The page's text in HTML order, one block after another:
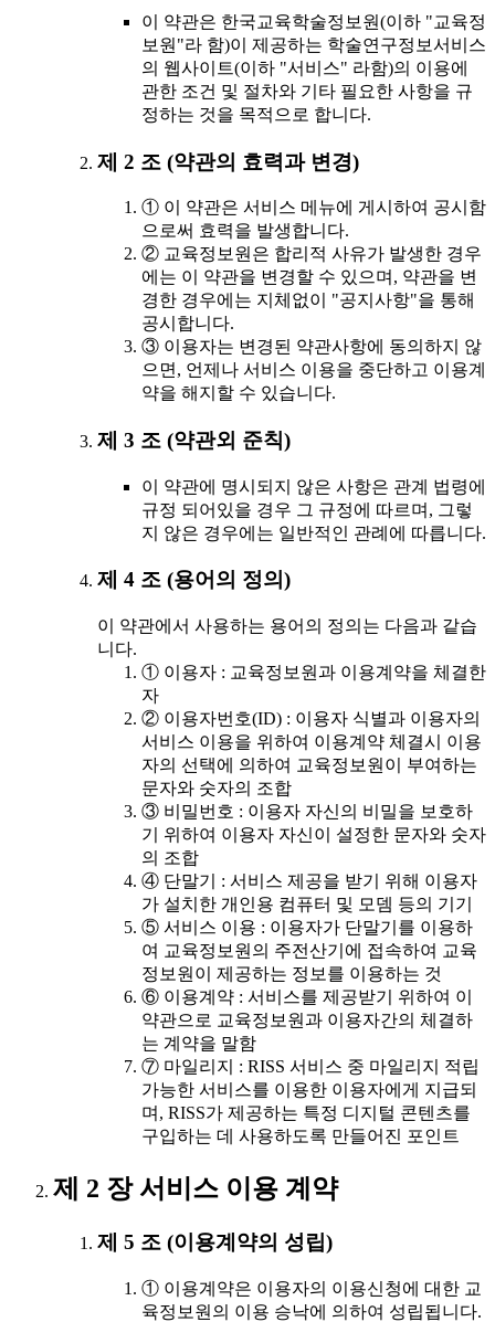
이 약관은 한국교육학술정보원(이하 "교육정
보원"라 함)이 제공하는 학술연구정보서비스
의 웹사이트(이하 "서비스" 라함)의 이용에
관한 조건 및 절차와 기타 필요한 사항을 규
정하는 것을 목적으로 합니다.
제 2 조 (약관의 효력과 변경)
① 이 약관은 서비스 메뉴에 게시하여 공시함
으로써 효력을 발생합니다.
② 교육정보원은 합리적 사유가 발생한 경우
에는 이 약관을 변경할 수 있으며, 약관을 변
경한 경우에는 지체없이 "공지사항"을 통해
공시합니다.
③ 이용자는 변경된 약관사항에 동의하지 않
으면, 언제나 서비스 이용을 중단하고 이용계
약을 해지할 수 있습니다.
제 3 조 (약관외 준칙)
이 약관에 명시되지 않은 사항은 관계 법령에
규정 되어있을 경우 그 규정에 따르며, 그렇
지 않은 경우에는 일반적인 관례에 따릅니다.
제 4 조 (용어의 정의)
이 약관에서 사용하는 용어의 정의는 다음과 같습
니다.
① 이용자 : 교육정보원과 이용계약을 체결한
자
② 이용자번호(ID) : 이용자 식별과 이용자의
서비스 이용을 위하여 이용계약 체결시 이용
자의 선택에 의하여 교육정보원이 부여하는
문자와 숫자의 조합
③ 비밀번호 : 이용자 자신의 비밀을 보호하
기 위하여 이용자 자신이 설정한 문자와 숫자
의 조합
④ 단말기 : 서비스 제공을 받기 위해 이용자
가 설치한 개인용 컴퓨터 및 모뎀 등의 기기
⑤ 서비스 이용 : 이용자가 단말기를 이용하
여 교육정보원의 주전산기에 접속하여 교육
정보원이 제공하는 정보를 이용하는 것
⑥ 이용계약 : 서비스를 제공받기 위하여 이
약관으로 교육정보원과 이용자간의 체결하
는 계약을 말함
⑦ 마일리지 : RISS 서비스 중 마일리지 적립
가능한 서비스를 이용한 이용자에게 지급되
며, RISS가 제공하는 특정 디지털 콘텐츠를
구입하는 데 사용하도록 만들어진 포인트
제 2 장 서비스 이용 계약
제 5 조 (이용계약의 성립)
① 이용계약은 이용자의 이용신청에 대한 교
육정보원의 이용 승낙에 의하여 성립됩니다.